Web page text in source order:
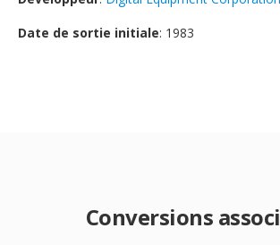
Date de sortie initiale: 1983
Conversions